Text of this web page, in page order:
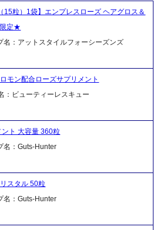
15粒）1袋】エンプレスローズ ヘアグロス＆
定★
：アットスタイルフォーシーズンズ
モン配合ローズサプリメント
：ビューティーレスキュー
ト 大容量 360粒
名：Guts-Hunter
スタル 50粒
名：Guts-Hunter